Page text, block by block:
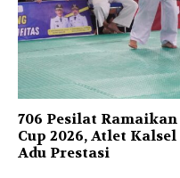
706 Pesilat
Cup 2026, Atlet
Adu Prestasi